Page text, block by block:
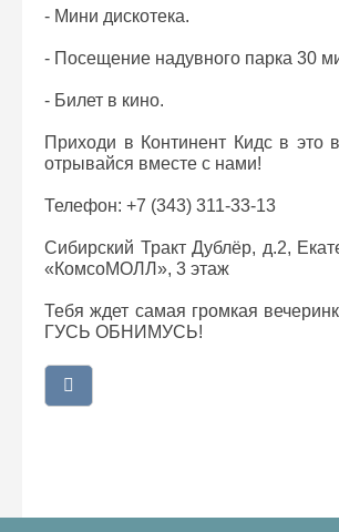
- Мини дискотека.
- Посещение надувного парка 30
- Билет в кино.
Приходи в Континент Кидс в это
отрывайся вместе с нами!
Телефон: +7 (343) 311-33-13
Сибирский Тракт Дублёр, д.2,
«КомсоМОЛЛ», 3 этаж
Тебя ждет самая громкая
ГУСЬ ОБНИМУСЬ!